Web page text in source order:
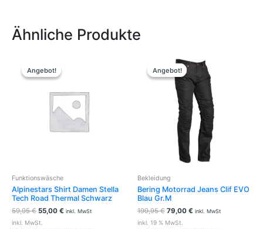
Ähnliche Produkte
Angebot!
Angebot!
Funktionswäsche
Alpinestars Shirt Damen Stella
Tech Road Thermal Schwarz
59,95€
war:
59,95 €
55,00 € inkl. MwSt
inkl. MwSt.
Produktseite
gewählt
Angebot!
Angebot!
Bekleidung
Bering Motorrad Jeans Clif EVO
Blau Gr.M
199,95€
Ursprünglicher
Preis
war:
199,95 €
79,00 €
Preis
79,00 €.
inkl. MwSt
inkl. 19 % MwSt.